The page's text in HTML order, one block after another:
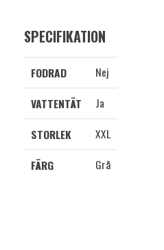
SPECIFIKATION
FODRAD
Nej
VATTENTÄT
Ja
STORLEK
XXL
FÄRG
Grå